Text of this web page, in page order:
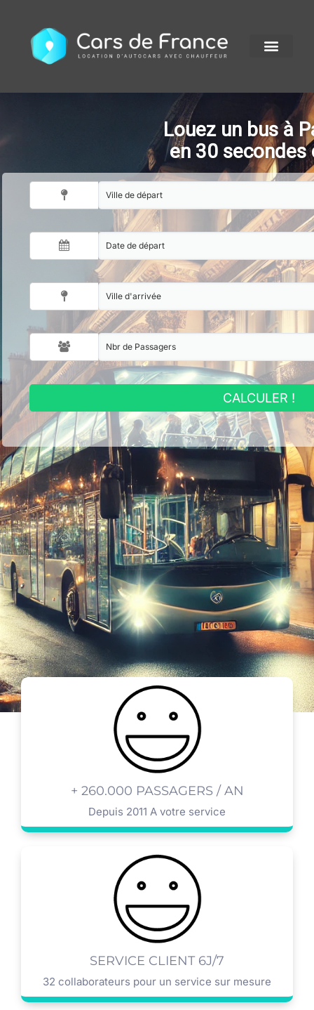
Louez un bus à
en 30 secondes
CALCULER !
+ 260.000 PASSAGERS / AN
Depuis 2011 A votre service
SERVICE CLIENT 6J/7
32 collaborateurs pour un service sur mesure